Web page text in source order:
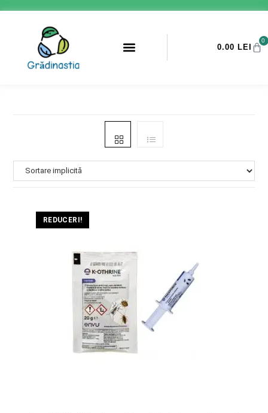
0.00 LEI
0
REDUCERI!